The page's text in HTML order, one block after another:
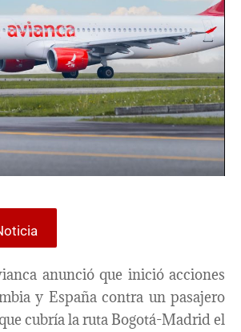
anunció que inició acciones
y España contra un pasajero
cubría la ruta Bogotá-Madrid el